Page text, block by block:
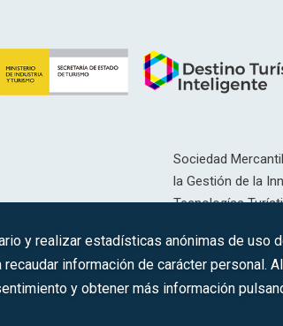
Sociedad
la Gestión de la
Tecnologías
Inscrita en el R.M.
12593, Se. 8, F.
C.I.F.: A-81/
y realizar estadísticas anónimas de
información de carácter personal.
y obtener más información